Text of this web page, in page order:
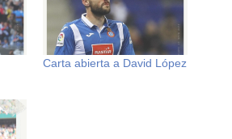
Carta abierta a David López